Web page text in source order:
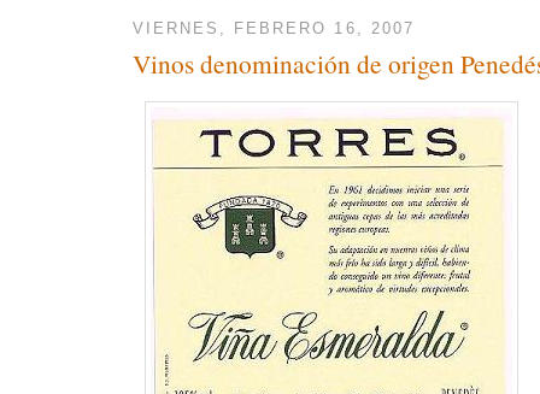
VIERNES, FEBRERO 16, 2007
Vinos denominación de origen